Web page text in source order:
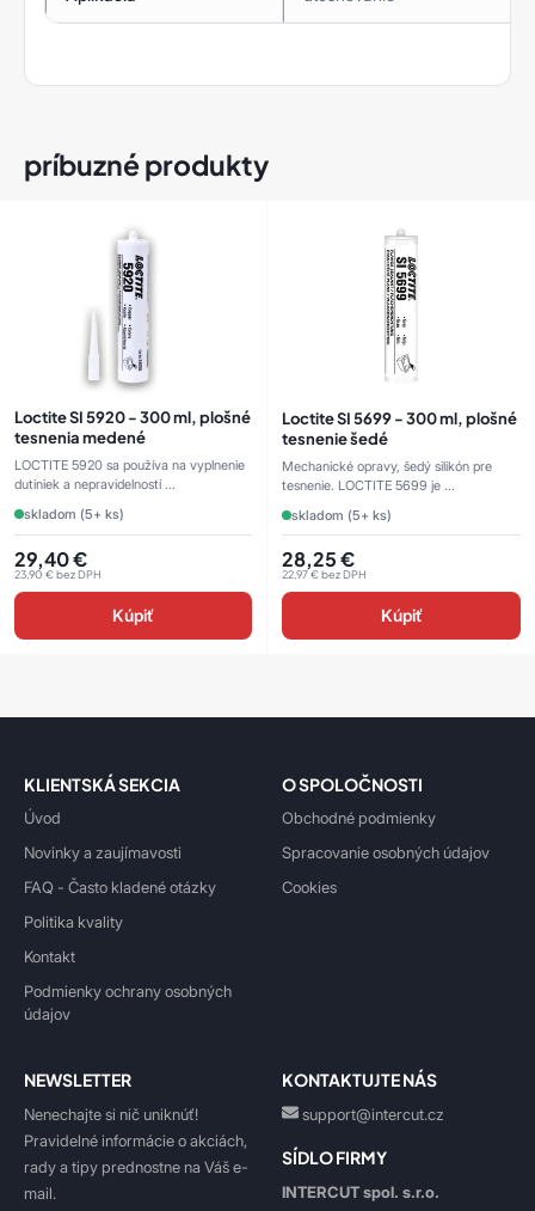
príbuzné produkty
Loctite SI 5920 - 300 ml, plošné
tesnenia medené
LOCTITE 5920 sa používa na vyplnenie
dutiniek a nepravidelností ...
skladom (5+ ks)
29,40€
23,90 €bez DPH
Kúpiť
Loctite SI 5699 - 300 ml, plošné
tesnenie šedé
Mechanické opravy, šedý silikón pre
tesnenie. LOCTITE 5699 je ...
skladom (5+ ks)
28,25€
22,97€bez DPH
Kúpiť
KLIENTSKÁ SEKCIA
Úvod
Novinky a zaujímavosti
FAQ - Často kladené otázky
Politika kvality
Kontakt
Podmienky ochrany osobných
údajov
O SPOLOČNOSTI
Obchodné podmienky
Spracovanie osobných údajov
Cookies
NEWSLETTER
Nenechajte si nič uniknúť!
Pravidelné informácie o akciách,
rady a tipy prednostne na Váš e-
mail.
KONTAKTUJTE NÁS
support@intercut.cz
SÍDLO FIRMY
INTERCUT spol. s.r.o.